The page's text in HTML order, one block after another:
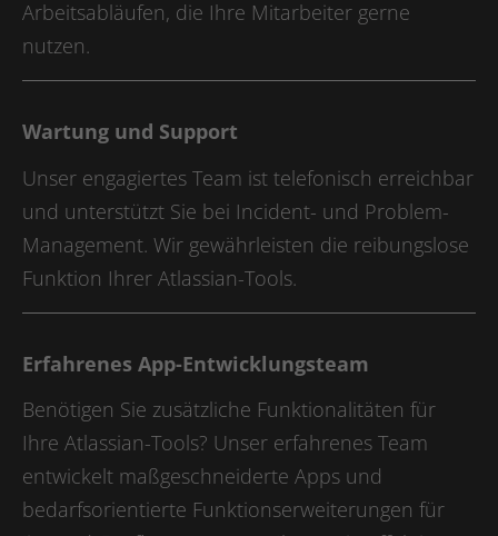
Arbeitsabläufen, die Ihre Mitarbeiter gerne
nutzen.
Wartung und Support
Unser engagiertes Team ist telefonisch erreichbar
und unterstützt Sie bei Incident- und Problem-
Management. Wir gewährleisten die reibungslose
Funktion Ihrer Atlassian-Tools.
Erfahrenes App-Entwicklungsteam
Benötigen Sie zusätzliche Funktionalitäten für
Ihre Atlassian-Tools? Unser erfahrenes Team
entwickelt maßgeschneiderte Apps und
bedarfsorientierte Funktionserweiterungen für
Anbieter LinkedIn
Laufzeit
Zweck
Auswahl des Rechenzentrums zu
erleichtern.
Name kununu
Anbieter kununu.com
Laufzeit Session
Dieses Cookie wird von der
statistische Daten verwendet.
Name kununu_country_ip